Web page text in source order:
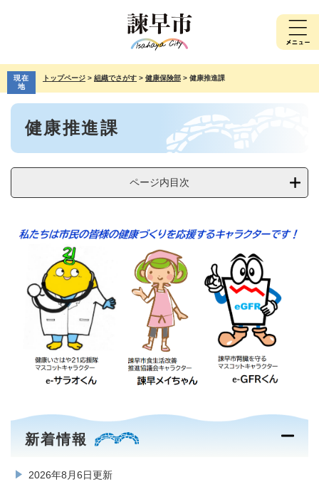
先
で
す。
を
ば
現在
地
トップページ > 組織でさがす > 健康保険部 > 健康推進課
本
健康推進課
ページ内目次
新着情報
2026年8月6日更新